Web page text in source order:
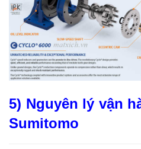
5) Nguyên lý vận
Sumitomo